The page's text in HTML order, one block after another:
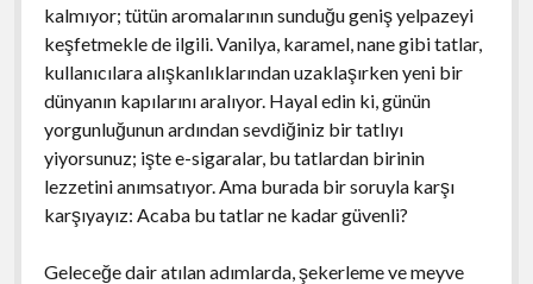
kalmıyor; tütün aromalarının sunduğu geniş yelpazeyi
keşfetmekle de ilgili. Vanilya, karamel, nane gibi tatlar,
kullanıcılara alışkanlıklarından uzaklaşırken yeni bir
dünyanın kapılarını aralıyor. Hayal edin ki, günün
yorgunluğunun ardından sevdiğiniz bir tatlıyı
yiyorsunuz; işte e-sigaralar, bu tatlardan birinin
lezzetini anımsatıyor. Ama burada bir soruyla karşı
karşıyayız: Acaba bu tatlar ne kadar güvenli?
Geleceğe dair atılan adımlarda, şekerleme ve meyve